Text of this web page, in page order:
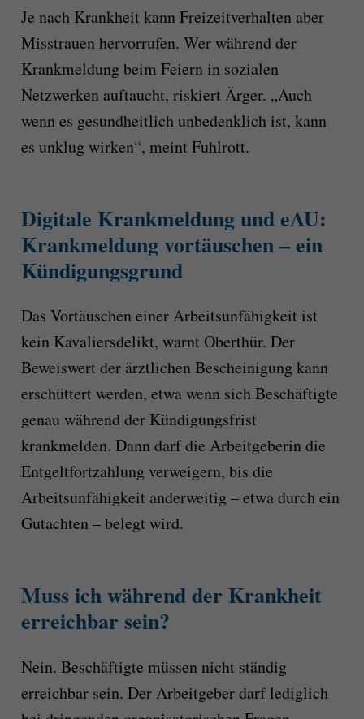
Je nach Krankheit kann Freizeitverhalten aber
Misstrauen hervorrufen. Wer während der
Krankmeldung beim Feiern in sozialen
Netzwerken auftaucht, riskiert Ärger. „Auch
wenn es gesundheitlich unbedenklich ist, kann
es unklug wirken“, meint Fuhlrott.
Digitale Krankmeldung und eAU:
Krankmeldung vortäuschen – ein
Kündigungsgrund
Das Vortäuschen einer Arbeitsunfähigkeit ist
kein Kavaliersdelikt, warnt Oberthür. Der
Beweiswert der ärztlichen Bescheinigung kann
erschüttert werden, etwa wenn sich Beschäftigte
genau während der Kündigungsfrist
krankmelden. Dann darf die Arbeitgeberin die
Entgeltfortzahlung verweigern, bis die
Arbeitsunfähigkeit anderweitig – etwa durch ein
Gutachten – belegt wird.
Muss ich während der Krankheit
erreichbar sein?
Nein. Beschäftigte müssen nicht ständig
erreichbar sein. Der Arbeitgeber darf lediglich